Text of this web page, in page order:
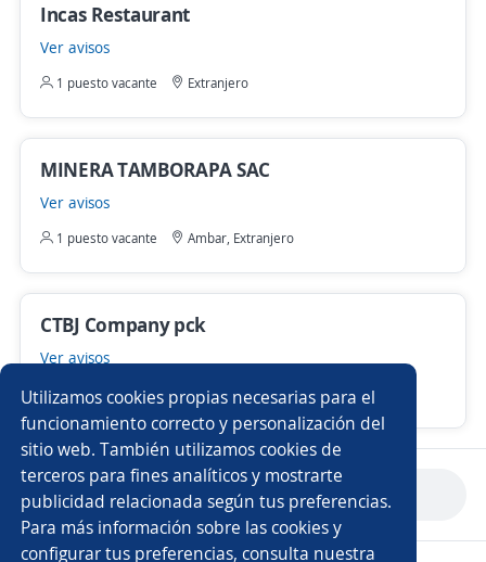
Incas Restaurant
Ver avisos
1 puesto vacante Extranjero
MINERA TAMBORAPA SAC
Ver avisos
1 puesto vacante Ambar, Extranjero
CTBJ Company pck
Ver avisos
4 puestos vacantes Extranjero
Anterior Siguiente
Utilizamos cookies propias necesarias para el
funcionamiento correcto y personalización del
sitio web. También utilizamos cookies de
terceros para fines analíticos y mostrarte
publicidad relacionada según tus preferencias.
Para más información sobre las cookies y
configurar tus preferencias, consulta nuestra